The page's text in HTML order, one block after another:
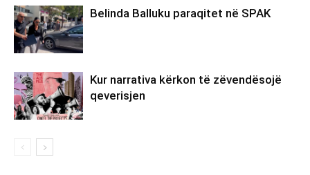
Belinda Balluku paraqitet në SPAK
Kur narrativa kërkon të zëvendësojë
qeverisjen